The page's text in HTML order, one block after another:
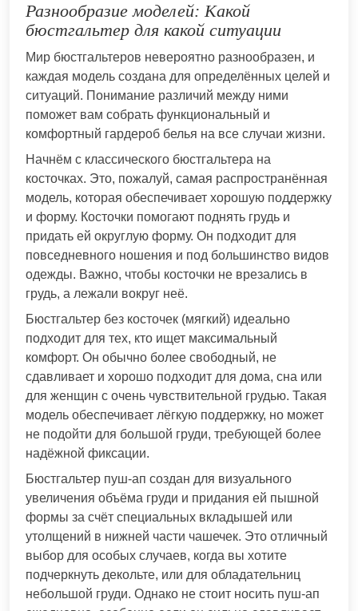
Разнообразие моделей: Какой
бюстгальтер для какой ситуации
Мир бюстгальтеров невероятно разнообразен, и
каждая модель создана для определённых целей и
ситуаций. Понимание различий между ними
поможет вам собрать функциональный и
комфортный гардероб белья на все случаи жизни.
Начнём с классического бюстгальтера на
косточках. Это, пожалуй, самая распространённая
модель, которая обеспечивает хорошую поддержку
и форму. Косточки помогают поднять грудь и
придать ей округлую форму. Он подходит для
повседневного ношения и под большинство видов
одежды. Важно, чтобы косточки не врезались в
грудь, а лежали вокруг неё.
Бюстгальтер без косточек (мягкий) идеально
подходит для тех, кто ищет максимальный
комфорт. Он обычно более свободный, не
сдавливает и хорошо подходит для дома, сна или
для женщин с очень чувствительной грудью. Такая
модель обеспечивает лёгкую поддержку, но может
не подойти для большой груди, требующей более
надёжной фиксации.
Бюстгальтер пуш-ап создан для визуального
увеличения объёма груди и придания ей пышной
формы за счёт специальных вкладышей или
утолщений в нижней части чашечек. Это отличный
выбор для особых случаев, когда вы хотите
подчеркнуть декольте, или для обладательниц
небольшой груди. Однако не стоит носить пуш-ап